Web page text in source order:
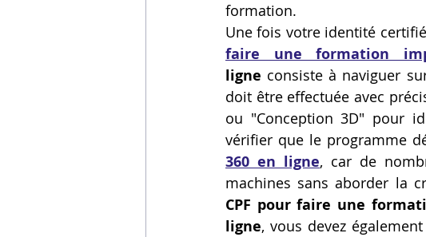
formation.
Une fois votre identité
faire une formation
ligne consiste à naviguer
doit être effectuée avec
ou "Conception 3D" pour
vérifier que le programme
360 en ligne, car de
machines sans aborder la
CPF pour faire une
ligne, vous devez